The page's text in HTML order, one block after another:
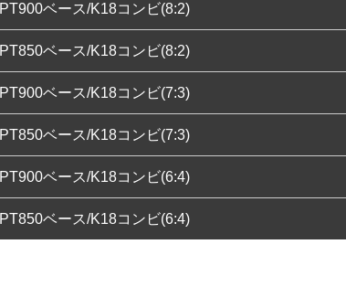
PT900ベース/K18コンビ(8:2)
PT850ベース/K18コンビ(8:2)
PT900ベース/K18コンビ(7:3)
PT850ベース/K18コンビ(7:3)
PT900ベース/K18コンビ(6:4)
PT850ベース/K18コンビ(6:4)